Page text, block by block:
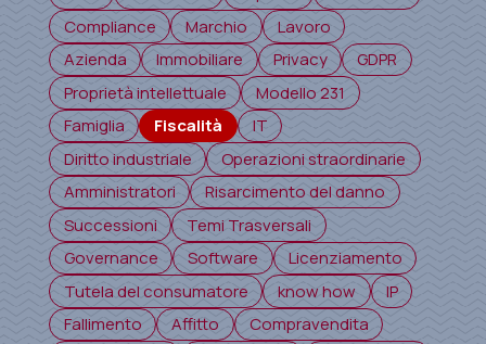
Compliance
Marchio
Lavoro
Azienda
Immobiliare Privacy
GDPR
Proprietà intellettuale
Modello 231
Famiglia
Fiscalità
IT
Diritto industriale
Operazioni straordinarie
Amministratori
Risarcimento del danno
Successioni
Temi Trasversali
Governance
Software
Licenziamento
Tutela del consumatore
know how
IP
Fallimento
Affitto
Compravendita